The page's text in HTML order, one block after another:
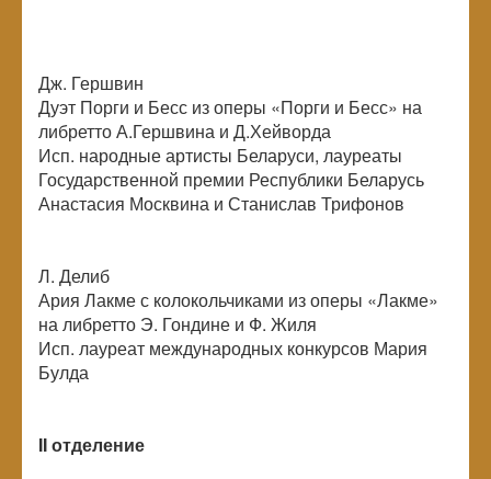
Дж. Гершвин
Дуэт Порги и Бесс из оперы «Порги и Бесс» на
либретто А.Гершвина и Д.Хейворда
Исп. народные артисты Беларуси, лауреаты
Государственной премии Республики Беларусь
Анастасия Москвина и Станислав Трифонов
Л. Делиб
Ария Лакме с колокольчиками из оперы «Лакме»
на либретто Э. Гондине и Ф. Жиля
Исп. лауреат международных конкурсов Мария
Булда
II отделение